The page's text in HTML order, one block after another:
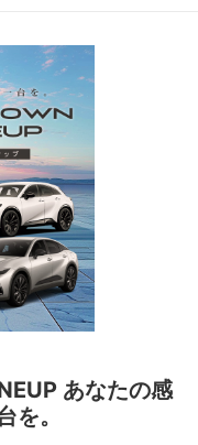
あなたの感
を。